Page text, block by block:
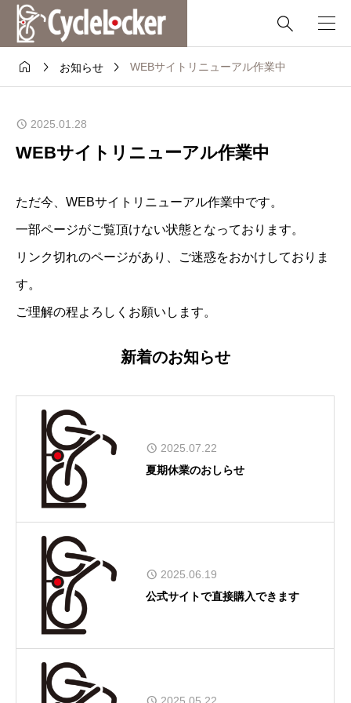

  お知らせ  WEBサイトリニューアル作業中
2025.01.28
WEBサイトリニューアル作業中
ただ今、WEBサイトリニューアル作業中です。
一部ページがご覧頂けない状態となっております。
リンク切れのページがあり、ご迷惑をおかけしておりま
す。
ご理解の程よろしくお願いします。
新着のお知らせ
2025.07.22
夏期休業のおしらせ
2025.06.19
公式サイトで直接購入できます